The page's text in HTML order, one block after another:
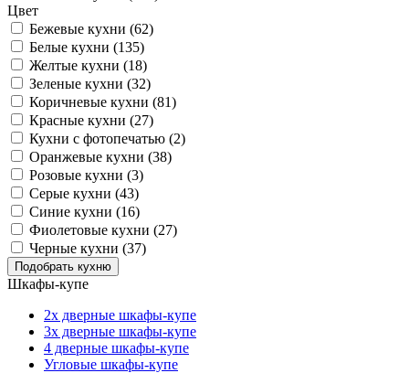
Цвет
Бежевые кухни (62)
Белые кухни (135)
Желтые кухни (18)
Зеленые кухни (32)
Коричневые кухни (81)
Красные кухни (27)
Кухни с фотопечатью (2)
Оранжевые кухни (38)
Розовые кухни (3)
Серые кухни (43)
Синие кухни (16)
Фиолетовые кухни (27)
Черные кухни (37)
Шкафы-купе
2х дверные шкафы-купе
3х дверные шкафы-купе
4 дверные шкафы-купе
Угловые шкафы-купе